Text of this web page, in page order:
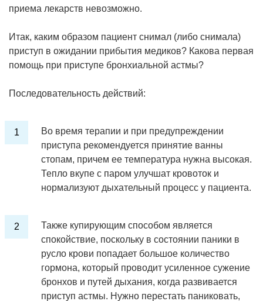
приема лекарств невозможно.
Итак, каким образом пациент снимал (либо снимала)
приступ в ожидании прибытия медиков? Какова первая
помощь при приступе бронхиальной астмы?
Последовательность действий:
Во время терапии и при предупреждении
приступа рекомендуется принятие ванны
стопам, причем ее температура нужна высокая.
Тепло вкупе с паром улучшат кровоток и
нормализуют дыхательный процесс у пациента.
Также купирующим способом является
спокойствие, поскольку в состоянии паники в
русло крови попадает большое количество
гормона, который проводит усиленное сужение
бронхов и путей дыхания, когда развивается
приступ астмы. Нужно перестать паниковать,